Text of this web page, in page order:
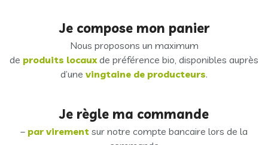
Je compose mon panier
Nous proposons un maximum
de produits locauxde préférence bio, disponibles auprès
d’une vingtaine de producteurs.
Je règle ma commande
– par virement sur notre compte bancaire lors de la